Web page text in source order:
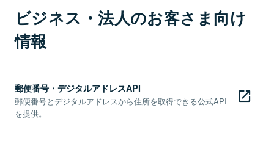
ビジネス・法人のお客さま向け
情報
郵便番号・デジタルアドレスAPI
郵便番号とデジタルアドレスから住所を取得できる公式API
を提供。